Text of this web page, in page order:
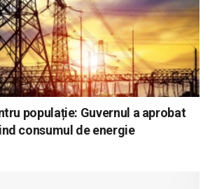
populație: Guvernul a aprobat
consumul de energie